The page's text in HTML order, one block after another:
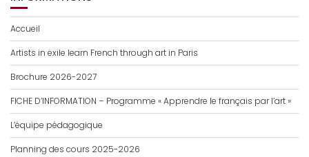
Accueil
Artists in exile learn French through art in Paris
Brochure 2026-2027
FICHE D’INFORMATION – Programme « Apprendre le français par l’art »
L’équipe pédagogique
Planning des cours 2025-2026